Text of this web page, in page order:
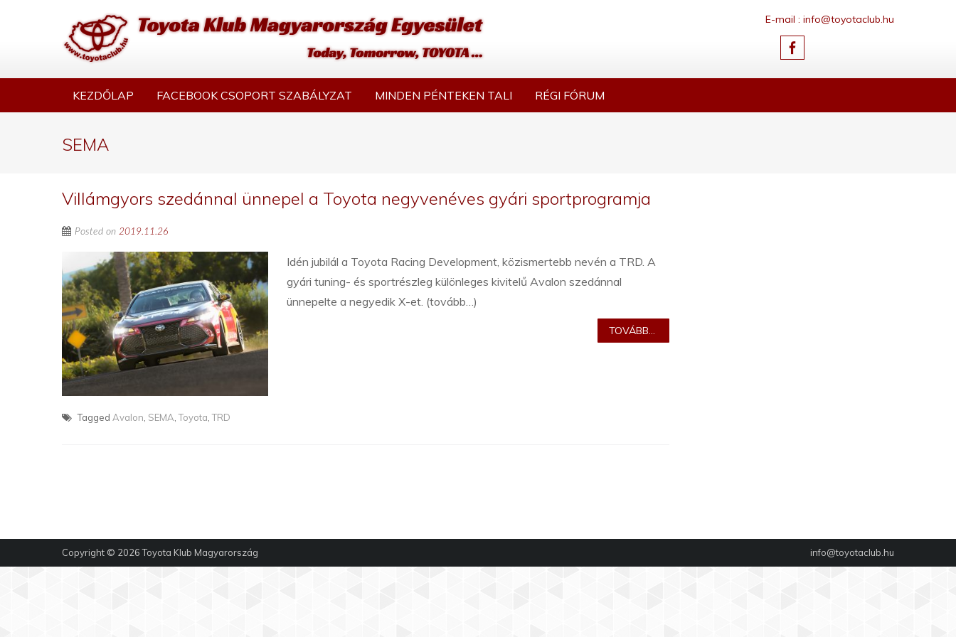
E-mail : info@toyotaclub.hu
KEZDŐLAP FACEBOOK CSOPORT SZABÁLYZAT MINDEN PÉNTEKEN TALI RÉGI FÓRUM
SEMA
Villámgyors szedánnal ünnepel a Toyota negyvenéves gyári sportprogramja
Posted on 2019.11.26
Idén jubilál a Toyota Racing Development, közismertebb nevén a TRD. A
gyári tuning- és sportrészleg különleges kivitelű Avalon szedánnal
ünnepelte a negyedik X-et. (tovább…)
TOVÁBB...
Tagged Avalon, SEMA,Toyota,TRD
info@toyotaclub.hu
Copyright © 2026Toyota Klub Magyarország